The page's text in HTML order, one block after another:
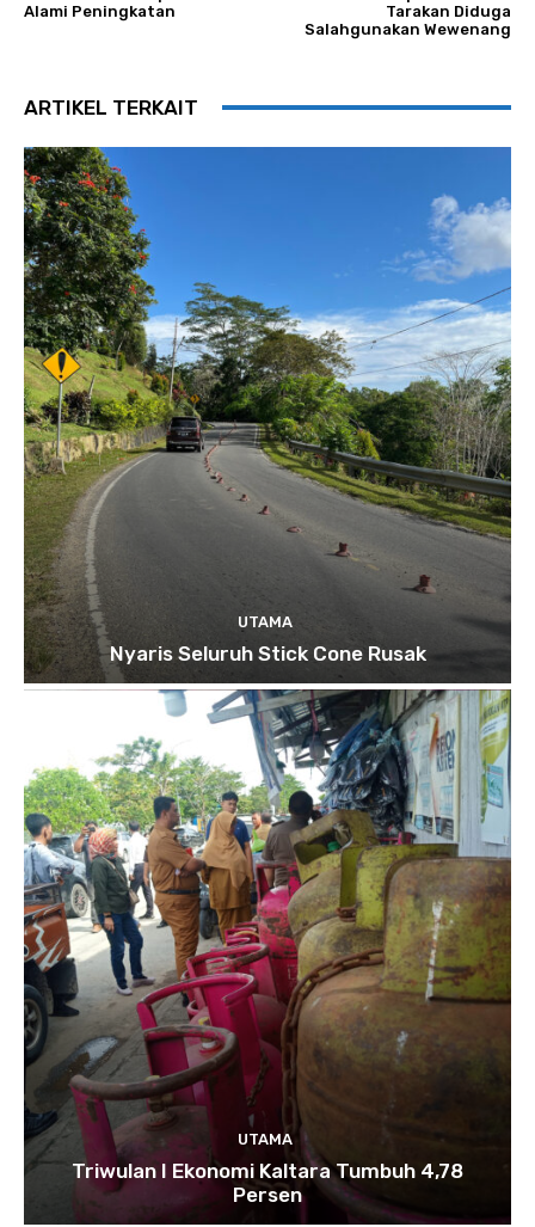
Alami Peningkatan
Tarakan Diduga
Salahgunakan Wewenang
ARTIKEL TERKAIT
UTAMA
Nyaris Seluruh Stick Cone Rusak
UTAMA
Triwulan I Ekonomi Kaltara Tumbuh 4,78
Persen